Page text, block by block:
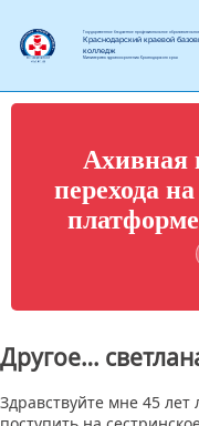
Государственное бюджетное профессиональное
Краснодарский краевой
колледж
Министерства здравоохранения Краснодарского края
Ахивная
перехода
Другое…
Здравствуйте мне 45